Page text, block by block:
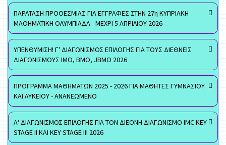
ΠΑΡΑΤΑΣΗ ΠΡΟΘΕΣΜΙΑΣ ΓΙΑ ΕΓΓΡΑΦΕΣ ΣΤΗΝ 27η ΚΥΠΡΙΑΚΗ
ΜΑΘΗΜΑΤΙΚΗ ΟΛΥΜΠΙΑΔΑ - ΜΕΧΡΙ 5 ΑΠΡΙΛΙΟΥ 2026
ΥΠΕΝΘΥΜΙΣΗ! Γ' ΔΙΑΓΩΝΙΣΜΟΣ ΕΠΙΛΟΓΗΣ ΓΙΑ ΤΟΥΣ ΔΙΕΘΝΕΙΣ
ΔΙΑΓΩΝΙΣΜΟΥΣ ΙΜΟ, ΒΜΟ, JBMO 2026
ΠΡΟΓΡΑΜΜΑ ΜΑΘΗΜΑΤΩΝ 2025 - 2026 ΓΙΑ ΜΑΘΗΤΕΣ ΓΥΜΝΑΣΙΟΥ
ΚΑΙ ΛΥΚΕΙΟΥ - ΑΝΑΝΕΩΜΕΝΟ
Α' ΔΙΑΓΩΝΙΣΜΟΣ ΕΠΙΛΟΓΗΣ ΓΙΑ ΤΟΝ ΔΙΕΘΝΗ ΔΙΑΓΩΝΙΣΜΟ IMC KEY
STAGE II ΚΑΙ KEY STAGE III 2026